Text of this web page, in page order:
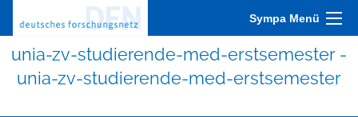
Sympa Menü
unia-zv-studierende-med-erstsemester -
unia-zv-studierende-med-erstsemester